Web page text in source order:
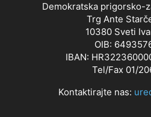
Demokratska prigorsko-
Trg Ante
10380 Sveti
OIB:
IBAN:
Tel/Fax 01/
Kontaktirajte nas: